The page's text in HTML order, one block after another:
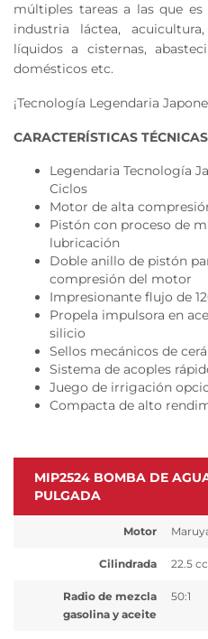
múltiples tareas a las que es
industria láctea,
líquidos a cisternas,
domésticos etc.
¡Tecnología Legendaria
CARACTERÍSTICAS TÉCNICAS
Legendaria Tecnología
Ciclos
Motor de alta
Pistón con proceso de
lubricación
Doble anillo de pistón
compresión del motor
Impresionante flujo de
Propela impulsora en
silicio
Sellos mecánicos de
Sistema de acoples
Juego de irrigación
Compacta de alto
MIP2524 BOMBA DE
PULGADA
Motor
Cilindrada 22.5 cc
Radio de mezcla
gasolina y aceite
50:1